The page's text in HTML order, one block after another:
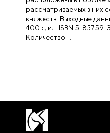
рассматриваемых в них
княжеств. Выходные
400 с; ил. ISBN:5-85759-
Количество […]